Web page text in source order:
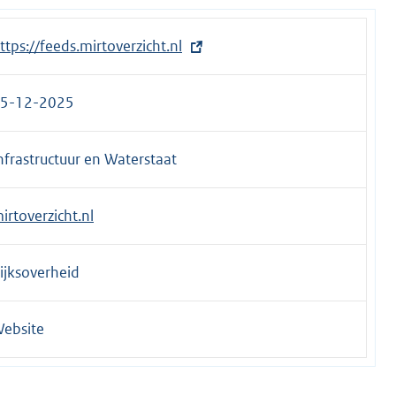
feeds.mirtoverzicht.nl
12-2025
en Waterstaat